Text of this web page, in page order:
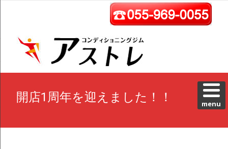
開店1周年を迎えました！！ menu